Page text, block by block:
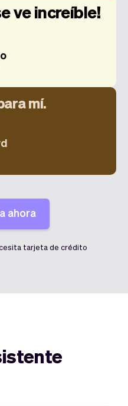
ve increíble!
mí.
ahora
tarjeta de crédito